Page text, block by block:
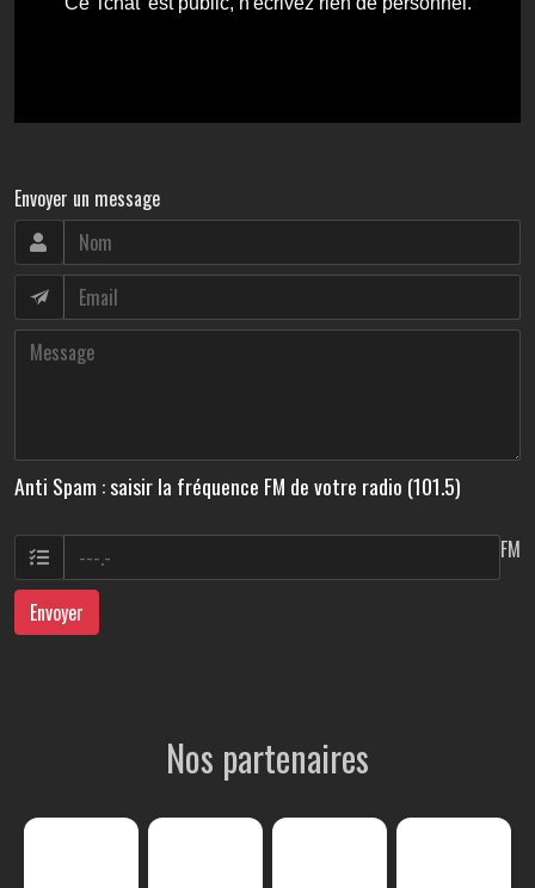
Envoyer un message
Anti Spam : saisir la fréquence FM de votre radio (101.5)
FM
Envoyer
Nos partenaires